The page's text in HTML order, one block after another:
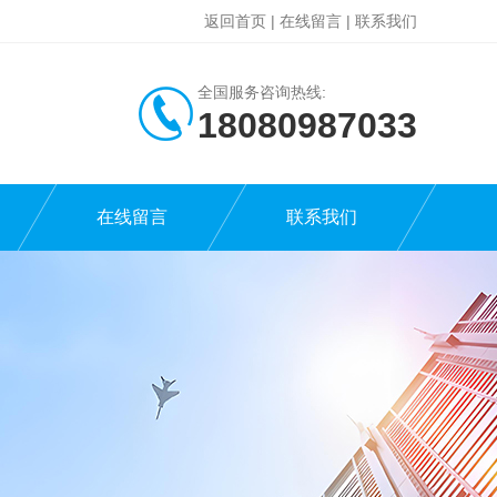
返回首页 | 在线留言 | 联系我们
全国服务咨询热线:
18080987033
在线留言 联系我们